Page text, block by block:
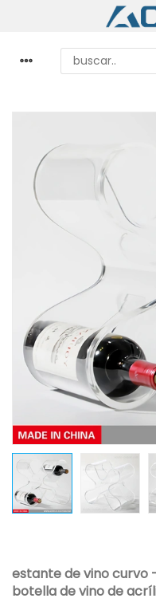
estante de vino curvo
botella de vino de